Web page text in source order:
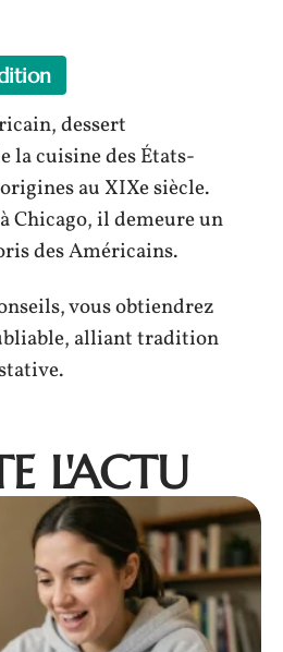
dessert
la cuisine des États-
au XIXe siècle.
Chicago, il demeure un
des Américains.
vous obtiendrez
alliant tradition
L'ACTU